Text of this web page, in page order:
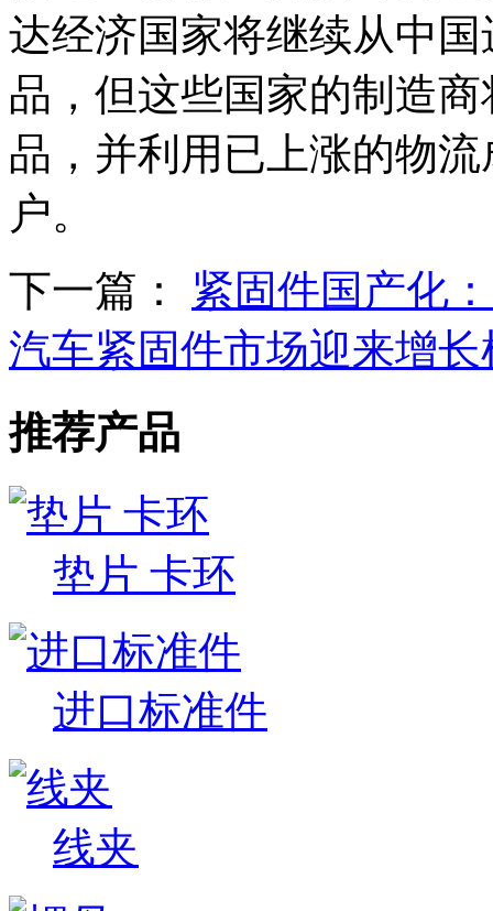
达经济国家将继续从中
品，但这些国家的制造
品，并利用已上涨的物
户。
下一篇： 紧固件国产化
汽车紧固件市场迎来增
推荐产品
垫片 卡环
进口标准件
线夹